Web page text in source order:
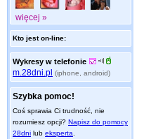
więcej »
Kto jest on-line:
Wykresy w telefonie
m.28dni.pl (iphone, android)
Szybka pomoc!
Coś sprawia Ci trudność, nie
rozumiesz opcji? Napisz do pomocy
28dni lub eksperta